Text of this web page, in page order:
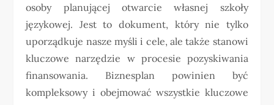
osoby planującej otwarcie własnej szkoły
językowej. Jest to dokument, który nie tylko
uporządkuje nasze myśli i cele, ale także stanowi
kluczowe narzędzie w procesie pozyskiwania
finansowania. Biznesplan powinien być
kompleksowy i obejmować wszystkie kluczowe